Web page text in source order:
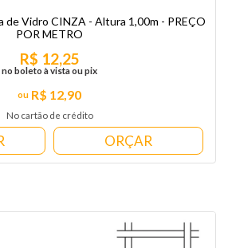
de Vidro CINZA - Altura 1,00m - PREÇO
POR METRO
R$ 12,90
No cartão de crédito
R$ 12,25
no boleto à vista ou pix
ORÇAR